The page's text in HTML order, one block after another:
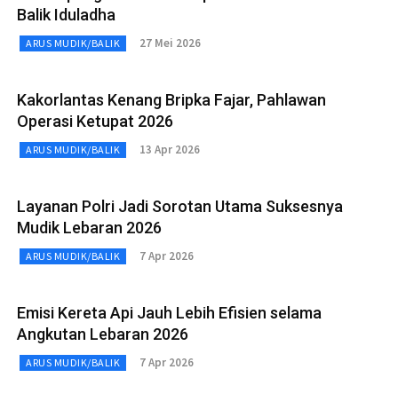
Balik Iduladha
ARUS MUDIK/BALIK 27 Mei 2026
Kakorlantas Kenang Bripka Fajar, Pahlawan
Operasi Ketupat 2026
ARUS MUDIK/BALIK 13 Apr 2026
Layanan Polri Jadi Sorotan Utama Suksesnya
Mudik Lebaran 2026
ARUS MUDIK/BALIK 7 Apr 2026
Emisi Kereta Api Jauh Lebih Efisien selama
Angkutan Lebaran 2026
ARUS MUDIK/BALIK 7 Apr 2026